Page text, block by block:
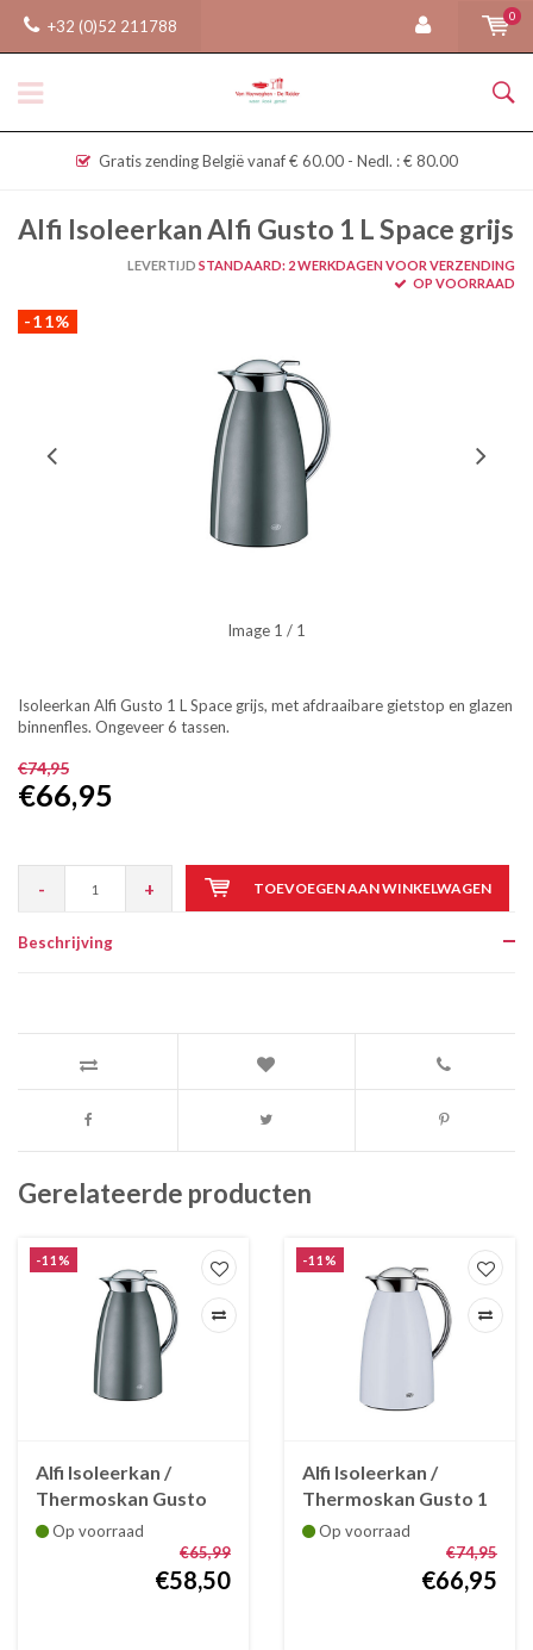
+32 (0)52 211788
0
Gratis zending België vanaf € 60.00 - Nedl. : € 80.00
Alfi Isoleerkan Alfi Gusto 1 L Space grijs
LEVERTIJD STANDAARD: 2 WERKDAGEN VOOR VERZENDING
OP VOORRAAD
-11%
Image 1 / 1
Isoleerkan Alfi Gusto 1 L Space grijs, met afdraaibare gietstop en glazen
binnenfles. Ongeveer 6 tassen.
€74,95
€66,95
- + TOEVOEGEN AAN WINKELWAGEN
Beschrijving
Gerelateerde producten
-11%
Alfi Isoleerkan /
Thermoskan Gusto
65 cl Space grijs
Op voorraad
€65,99
€58,50
-11%
Alfi Isoleerkan /
Thermoskan Gusto 1
L cocowit
Op voorraad
€74,95
€66,95